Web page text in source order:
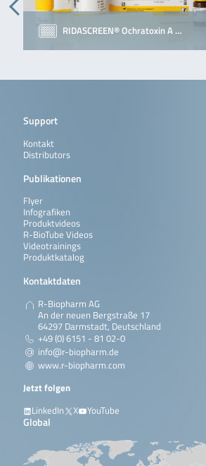
RIDASCREEN® Ochratoxin A …
Support
Kontakt
Distributors
Publikationen
Flyer
Infografiken
Produktvideos
R-BioTube Videos
Videotrainings
Produktkatalog
Kontaktdaten
R-Biopharm AG
An der neuen Bergstraße 17
64297 Darmstadt, Deutschland
+49 (0) 6151 - 81 02-0
info@r-biopharm.de
www.r-biopharm.com
Jetzt folgen
LinkedIn
X YouTube
Global